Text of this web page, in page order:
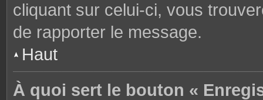
cliquant sur celui-ci, vous
de rapporter le message.
Haut
À quoi sert le bouton «